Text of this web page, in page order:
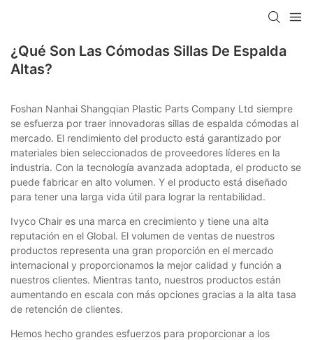
¿Qué Son Las Cómodas Sillas De Espalda
Altas?
Foshan Nanhai Shangqian Plastic Parts Company Ltd siempre
se esfuerza por traer innovadoras sillas de espalda cómodas al
mercado. El rendimiento del producto está garantizado por
materiales bien seleccionados de proveedores líderes en la
industria. Con la tecnología avanzada adoptada, el producto se
puede fabricar en alto volumen. Y el producto está diseñado
para tener una larga vida útil para lograr la rentabilidad.
Ivyco Chair es una marca en crecimiento y tiene una alta
reputación en el Global. El volumen de ventas de nuestros
productos representa una gran proporción en el mercado
internacional y proporcionamos la mejor calidad y función a
nuestros clientes. Mientras tanto, nuestros productos están
aumentando en escala con más opciones gracias a la alta tasa
de retención de clientes.
Hemos hecho grandes esfuerzos para proporcionar a los